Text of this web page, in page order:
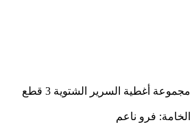
مجموعة أغطية السرير الشتوية 3 قطع
الخامة: فرو ناعم